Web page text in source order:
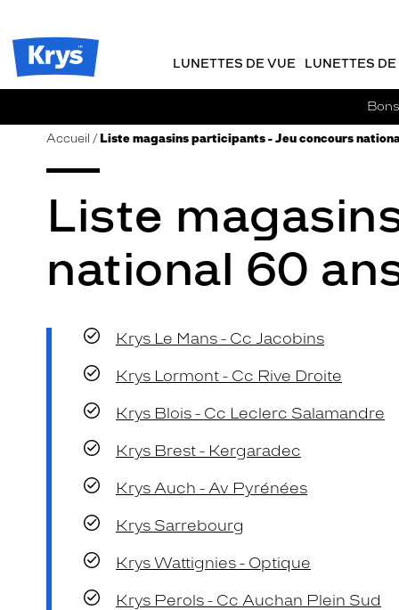
Opticien
Krys
LUNETTES DE VUE LUNETTES
Accueil Liste magasins participants - Jeu concours
Liste
national 60
Krys Le Mans - Cc Jacobins
Krys Lormont - Cc Rive Droite
Krys Blois - Cc Leclerc Salamandre
Krys Brest - Kergaradec
Krys Auch - Av Pyrénées
Krys Sarrebourg
Krys Wattignies - Optique
Krys Perols - Cc Auchan Plein Sud